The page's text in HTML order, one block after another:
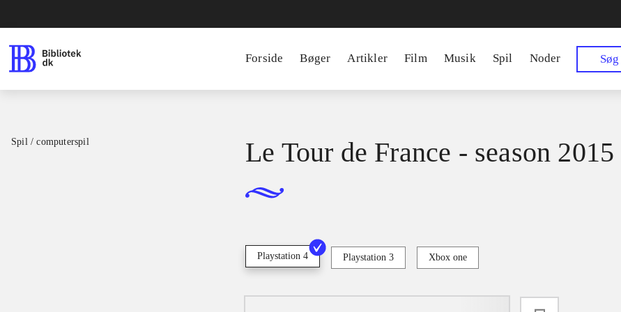
Forside Bøger Artikler Film Musik Spil Noder Søg
Spil / computerspil Le Tour de France - season 2015
Playstation 4 Playstation 3 Xbox one